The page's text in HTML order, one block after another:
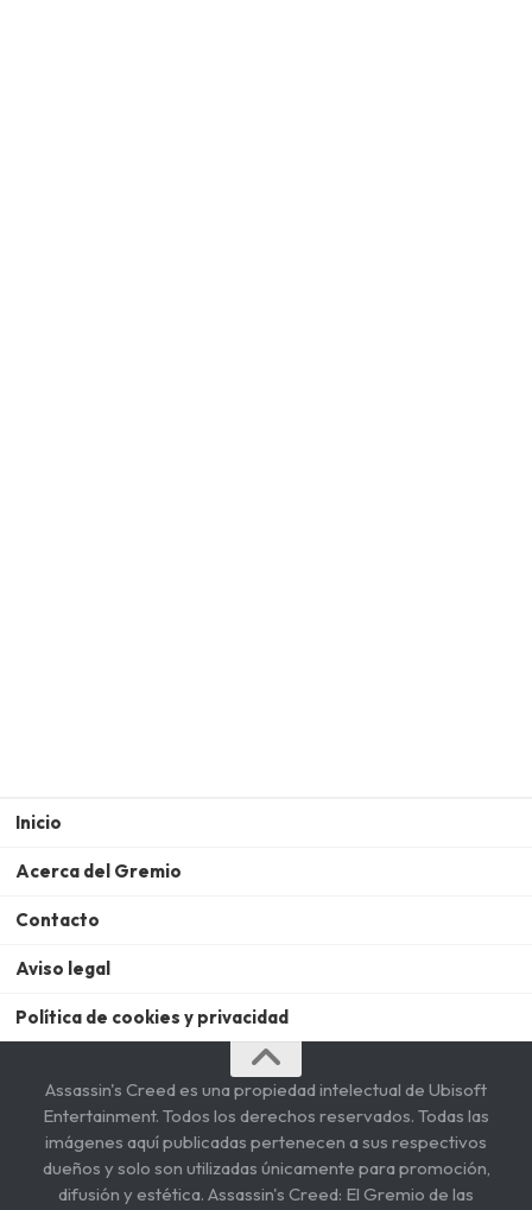
Inicio
Acerca del Gremio
Contacto
Aviso legal
Política de cookies y privacidad
Assassin's Creed es una propiedad intelectual de Ubisoft
Entertainment. Todos los derechos reservados. Todas las
imágenes aquí publicadas pertenecen a sus respectivos
dueños y solo son utilizadas únicamente para promoción,
difusión y estética. Assassin's Creed: El Gremio de las